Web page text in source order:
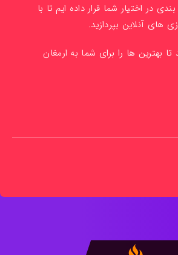
در اختیار شما قرار داده ایم تا با
های آنلاین بپردازید.
تا بهترین ها را برای شما به ارمغان